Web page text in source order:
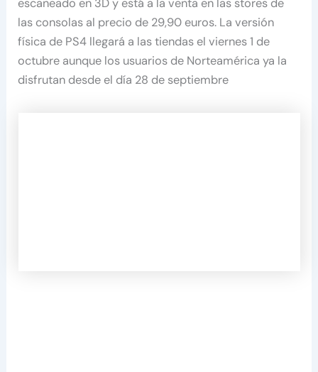
escaneado en 3D y está a la venta en las stores de
las consolas al precio de 29,90 euros. La versión
física de PS4 llegará a las tiendas el viernes 1 de
octubre aunque los usuarios de Norteamérica ya la
disfrutan desde el día 28 de septiembre